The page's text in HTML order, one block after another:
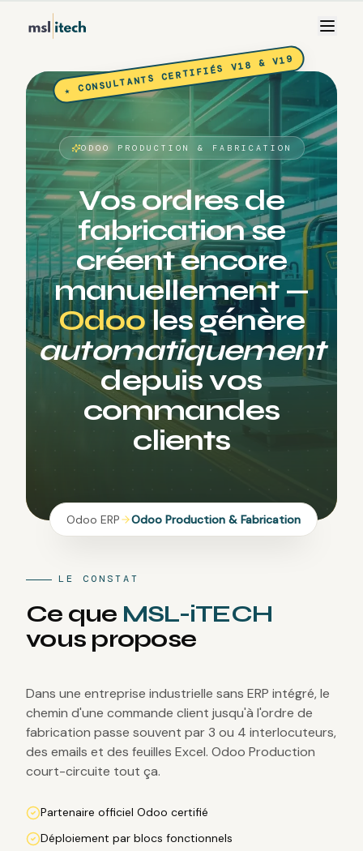
★ CONSULTANTS CERTIFIÉS V18 & V19
ODOO PRODUCTION & FABRICATION
Vosordresde
fabricationse
créentencore
manuellement—
Odoolesgénère
automatiquement
depuisvos
commandes
clients
Odoo ERP Odoo Production & Fabrication
LE CONSTAT
Ce que MSL-iTECH
vous propose
Dans une entreprise industrielle sans ERP intégré, le
chemin d'une commande client jusqu'à l'ordre de
fabrication passe souvent par 3 ou 4 interlocuteurs,
des emails et des feuilles Excel. Odoo Production
court-circuite tout ça.
Partenaire officiel Odoo certifié
Déploiement par blocs fonctionnels